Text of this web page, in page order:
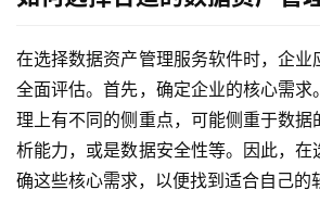
动
产
品
解
决
方
在选择数据资产管理服务软件时，企业
全面评估。首先，确定企业的核心需求
理上有不同的侧重点，可能侧重于数据
析能力，或是数据安全性等。因此，在
确这些核心需求，以便找到适合自己的